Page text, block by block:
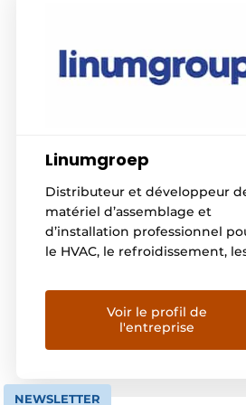
Linumgroep
Distributeur et développeur
matériel d’assemblage et
d’installation professionnel
le HVAC, le refroidissement,
construction d’intérieurs,
et l’aménagement de
ainsi que l’intralogistique,
Linumgroep est une valeur
Linumgroep est composé de
Voir le profil de
l'entreprise
NEWSLETTER